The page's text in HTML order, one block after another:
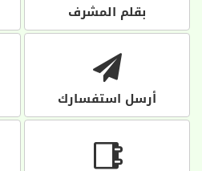
بقلم المشرف
أرسل استفسارك